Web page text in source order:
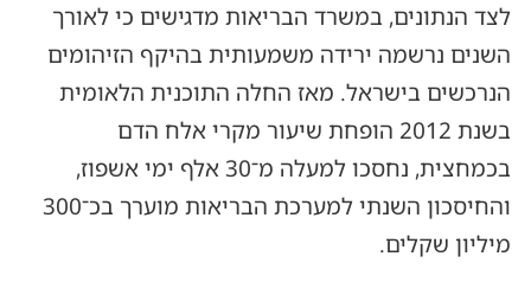
לצד הנתונים, במשרד הבריאות מדגישים כי לאורך
השנים נרשמה ירידה משמעותית בהיקף הזיהומים
הנרכשים בישראל. מאז החלה התוכנית הלאומית
בשנת 2012 הופחת שיעור מקרי אלח הדם
בכמחצית, נחסכו למעלה מ־30 אלף ימי אשפוז,
והחיסכון השנתי למערכת הבריאות מוערך בכ־300
מיליון שקלים.